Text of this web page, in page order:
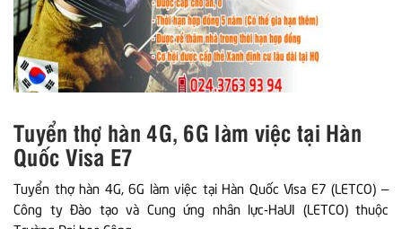
Tuyển thợ hàn 4G, 6G làm việc tại Hàn
Quốc Visa E7
Tuyển thợ hàn 4G, 6G làm việc tại Hàn Quốc Visa E7 (LETCO) –
Công ty Đào tạo và Cung ứng nhân lực-HaUI (LETCO) thuộc